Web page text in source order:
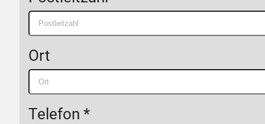
Ort
Telefon *